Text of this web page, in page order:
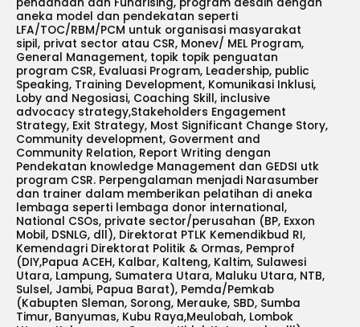
aneka model dan pendekatan seperti
LFA/TOC/RBM/PCM untuk organisasi masyarakat
sipil, privat sector atau CSR, Monev/ MEL Program,
General Management, topik topik penguatan
program CSR, Evaluasi Program, Leadership, public
Speaking, Training Development, Komunikasi Inklusi,
Loby and Negosiasi, Coaching Skill, inclusive
advocacy strategy,Stakeholders Engagement
Strategy, Exit Strategy, Most Significant Change Story,
Community development, Goverment and
Community Relation, Report Writing dengan
Pendekatan knowledge Management dan GEDSI utk
program CSR. Perpengalaman menjadi Narasumber
dan trainer dalam memberikan pelatihan di aneka
lembaga seperti lembaga donor international,
National CSOs, private sector/perusahan (BP, Exxon
Mobil, DSNLG, dll), Direktorat PTLK Kemendikbud RI,
Kemendagri Direktorat Politik & Ormas, Pemprof
(DIY,Papua ACEH, Kalbar, Kalteng, Kaltim, Sulawesi
Utara, Lampung, Sumatera Utara, Maluku Utara, NTB,
Sulsel, Jambi, Papua Barat), Pemda/Pemkab
(Kabupten Sleman, Sorong, Merauke, SBD, Sumba
Timur, Banyumas, Kubu Raya,Meulobah, Lombok